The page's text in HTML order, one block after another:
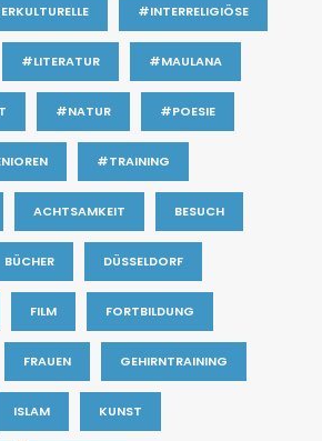
#INTERRELIGIÖSE
#LITERATUR #MAULANA
#NATUR #POESIE
#TRAINING
ACHTSAMKEIT BESUCH
BÜCHER DÜSSELDORF
FILM FORTBILDUNG
FRAUEN GEHIRNTRAINING
ISLAM KUNST